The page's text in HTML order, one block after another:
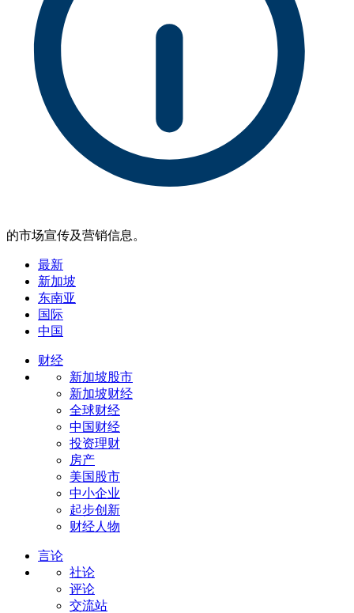
的市场宣传及营销信息。
最新
新加坡
东南亚
国际
中国
财经
新加坡股市
新加坡财经
全球财经
中国财经
投资理财
房产
美国股市
中小企业
起步创新
财经人物
言论
社论
评论
交流站